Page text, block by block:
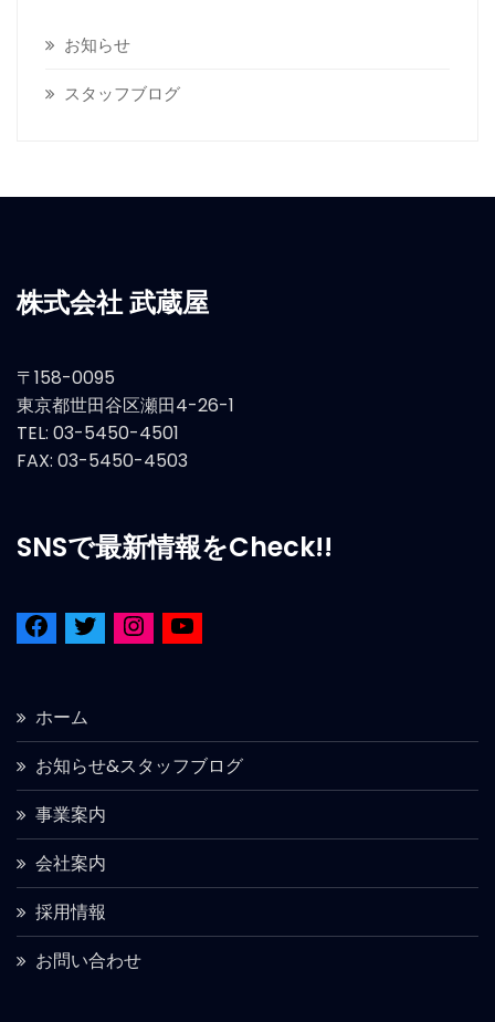
お知らせ
スタッフブログ
株式会社 武蔵屋
〒158-0095
東京都世田谷区瀬田4-26-1
TEL: 03-5450-4501
FAX: 03-5450-4503
SNSで最新情報をCheck!!
ホーム
お知らせ&スタッフブログ
事業案内
会社案内
採用情報
お問い合わせ